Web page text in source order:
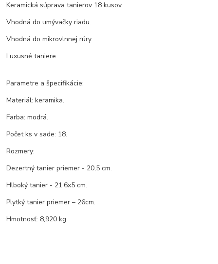
Keramická súprava tanierov 18 kusov.
Vhodná do umývačky riadu.
Vhodná do mikrovlnnej rúry.
Luxusné taniere.
Parametre a špecifikácie:
Materiál: keramika.
Farba: modrá.
Počet ks v sade: 18.
Rozmery:
Dezertný tanier priemer - 20,5 cm.
Hlboký tanier - 21,6x5 cm.
Plytký tanier priemer – 26cm.
Hmotnosť: 8,920 kg